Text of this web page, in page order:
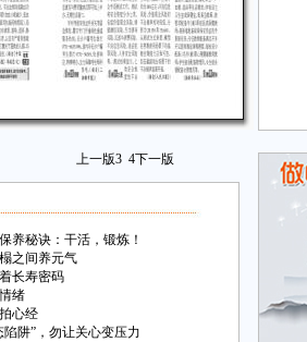
上一版3 4下一版
养秘诀：干活，锻炼！
之间养元气
长寿密码
绪
心经
陷阱”，勿让关心变压力